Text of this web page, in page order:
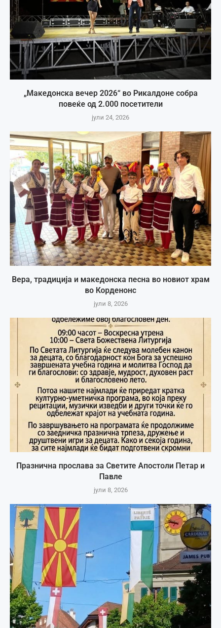
„Македонска вечер 2026“ во Рикалдоне собра
повеќе од 2.000 посетители
јули 24, 2026
Вера, традиција и македонска песна во новиот храм
во Корденонс
јули 8, 2026
Празнична прослава за Светите Апостоли Петар и
Павле
јули 8, 2026